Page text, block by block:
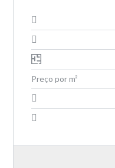
Password
Preço por m²